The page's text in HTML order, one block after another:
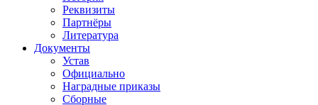
Реквизиты
Партнёры
Литература
Документы
Устав
Официально
Наградные приказы
Сборные